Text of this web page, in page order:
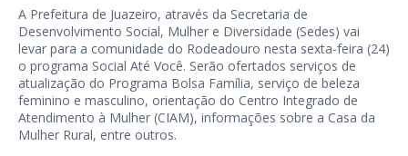
A Prefeitura de Juazeiro, através da Secretaria de
Desenvolvimento Social, Mulher e Diversidade (Sedes) vai
levar para a comunidade do Rodeadouro nesta sexta-feira (24)
o programa Social Até Você. Serão ofertados serviços de
atualização do Programa Bolsa Família, serviço de beleza
feminino e masculino, orientação do Centro Integrado de
Atendimento à Mulher (CIAM), informações sobre a Casa da
Mulher Rural, entre outros.